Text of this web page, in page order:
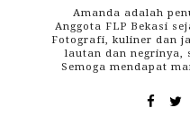
Amanda adalah
Anggota FLP Bekasi
Fotografi, kuliner dan
lautan dan negrinya,
Semoga mendapat